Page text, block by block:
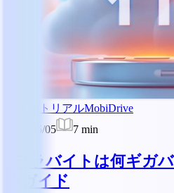
チュートリアルMobiDrive
2025/05/05
7 min
1テラバイトは何ギガ
換ガイド